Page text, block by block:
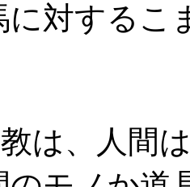
に対する
は、人間